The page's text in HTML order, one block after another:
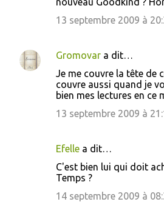
13 septembre 2009 à
Gromovar a dit…
Je me couvre la tête de
couvre aussi quand je
bien mes lectures en ce
13 septembre 2009 à
Efelle a dit…
C'est bien lui qui doit
Temps ?
14 septembre 2009 à